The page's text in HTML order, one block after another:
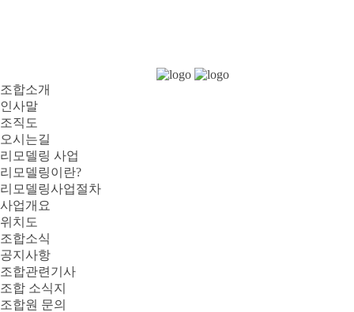
조합소개
인사말
조직도
오시는길
리모델링 사업
리모델링이란?
리모델링사업절차
사업개요
위치도
조합소식
공지사항
조합관련기사
조합 소식지
조합원 문의